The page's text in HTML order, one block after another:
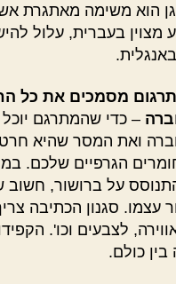
הוא משימה מאתגרת
מצוין בעברית, עלול
מסמכים את כל
– כדי שהמתרגם
ואת המסר שהיא
הגרפיים שלכם.
על ברושור,
עצמו. סגנון הכתיבה
לצבעים וכו'.
כולם.